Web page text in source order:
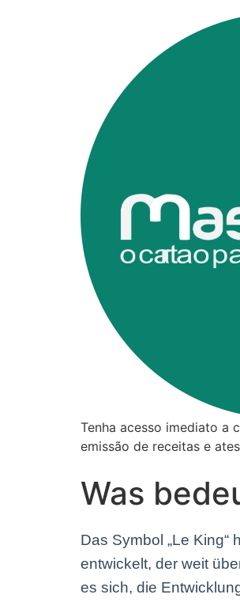
Tenha acesso imediato a
emissão de receitas e
Was
Das Symbol „Le
entwickelt, der weit
es sich, die